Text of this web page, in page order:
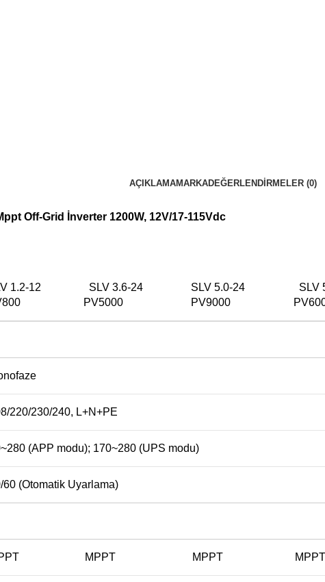
AÇIKLAMAMARKADEĞERLENDIRMELER (0)
Off-Grid İnverter 1200W, 12V/17-115Vdc
1.2-12
SLV 3.6-24
PV5000
SLV 5.0-24
PV9000
SLV
220/230/240, L+N+PE
(APP modu); 170~280 (UPS modu)
60 (Otomatik Uyarlama)
MPPT MPPT MPPT